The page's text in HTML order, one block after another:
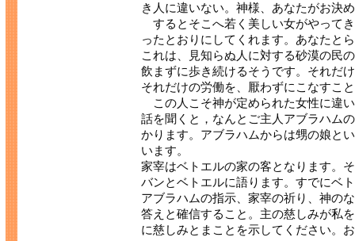
き人に違いない。神様、あなたがお決
するとそこへ若く美しい女がやって
ったとおりにしてくれます。あなたと
これは、見知らぬ人に対する砂漠の民
飲まずに歩き続けるそうです。それだ
それだけの労働を、厭わずにこなすこ
この人こそ神が定められた女性に違
話を聞くと，なんとご主人アブラハム
かります。アブラハムからは甥の娘と
います。
家宰はベトエルの家の客となります。
バンとベトエルに語ります。すでにベ
アブラハムの指示、家宰の祈り、神の
答えと確信すること。主の慈しみが私
に慈しみとまことを示してください。